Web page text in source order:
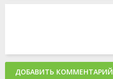
ДОБАВИТЬ КОММЕНТАРИЙ